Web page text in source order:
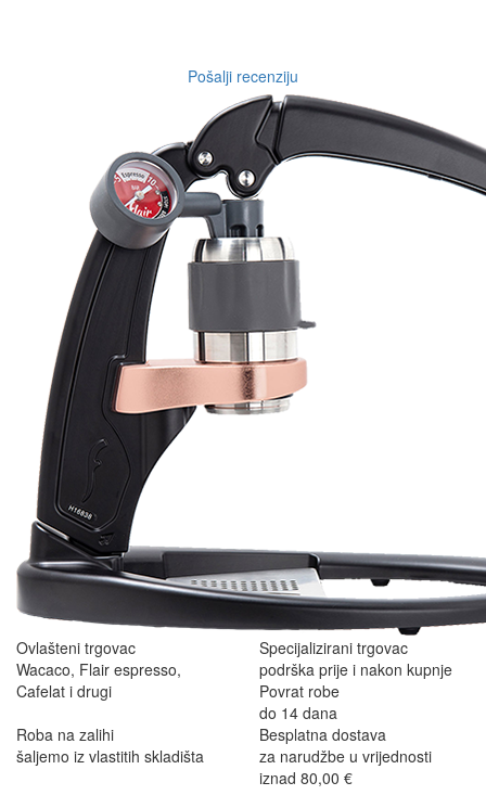
Pošalji recenziju
Ovlašteni trgovac
Wacaco, Flair espresso,
Cafelat i drugi
Specijalizirani trgovac
podrška prije i nakon kupnje
Povrat robe
do 14 dana
Roba na zalihi
šaljemo iz vlastitih skladišta
Besplatna dostava
za narudžbe u vrijednosti
iznad 80,00 €